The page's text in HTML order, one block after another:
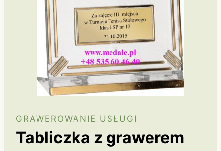
GRAWEROWANIE USŁUGI
Tabliczka z grawerem